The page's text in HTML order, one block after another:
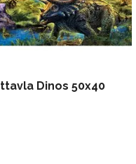
Dinos 50x40